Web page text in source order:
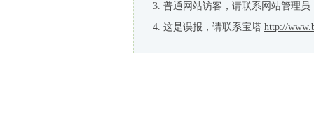
普通网站访客，请联系网站管理员
这是误报，请联系宝塔 http://